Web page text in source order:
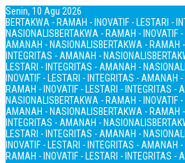
Senin, 10 Agu 2026
BERTAKWA - RAMAH - INOVATIF - LESTARI -
NASIONALISBERTAKWA - RAMAH - INOVATIF
AMANAH - NASIONALISBERTAKWA - RAMAH
INTEGRITAS - AMANAH - NASIONALIS
LESTARI - INTEGRITAS - AMANAH -
INOVATIF - LESTARI - INTEGRITAS - AMANAH
RAMAH - INOVATIF - LESTARI - INTEGRITAS -
NASIONALISBERTAKWA - RAMAH - INOVATIF
AMANAH - NASIONALISBERTAKWA - RAMAH
INTEGRITAS - AMANAH - NASIONALIS
LESTARI - INTEGRITAS - AMANAH -
INOVATIF - LESTARI - INTEGRITAS - AMANAH
RAMAH - INOVATIF - LESTARI - INTEGRITAS -